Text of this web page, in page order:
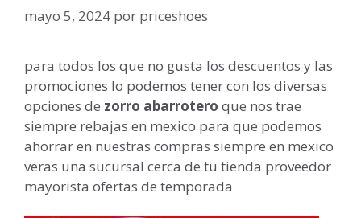
mayo 5, 2024 por priceshoes
para todos los que no gusta los descuentos y las
promociones lo podemos tener con los diversas
opciones de zorro abarrotero que nos trae
siempre rebajas en mexico para que podemos
ahorrar en nuestras compras siempre en mexico
veras una sucursal cerca de tu tienda proveedor
mayorista ofertas de temporada